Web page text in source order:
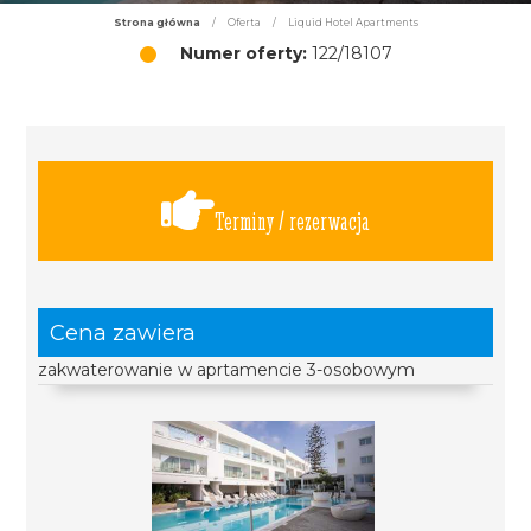
Strona główna / Oferta / Liquid Hotel Apartments
Numer oferty:122/18107
Terminy / rezerwacja
Cena zawiera
zakwaterowanie w aprtamencie 3-osobowym